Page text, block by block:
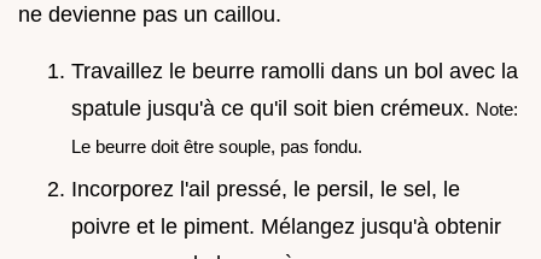
ne devienne pas un caillou.
Travaillez le beurre ramolli dans un bol avec la
spatule jusqu'à ce qu'il soit bien crémeux. Note:
Le beurre doit être souple, pas fondu.
Incorporez l'ail pressé, le persil, le sel, le
poivre et le piment. Mélangez jusqu'à obtenir